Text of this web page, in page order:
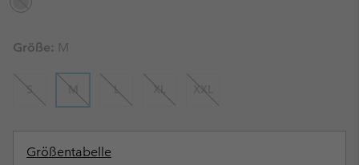
Größe: M
S M L XL XXL
Größentabelle